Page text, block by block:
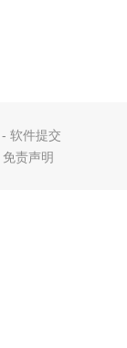
- 软件提交
免责声明